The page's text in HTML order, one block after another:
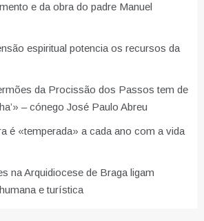
e da obra do padre Manuel
espiritual potencia os recursos da
da Procissão dos Passos tem de
– cónego José Paulo Abreu
é «temperada» a cada ano com a vida
na Arquidiocese de Braga ligam
e turística